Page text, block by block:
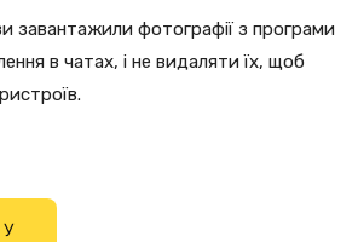
завантажили фотографії з програми
в чатах, і не видаляти їх, щоб
У